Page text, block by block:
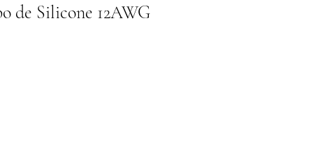
de Silicone 12AWG